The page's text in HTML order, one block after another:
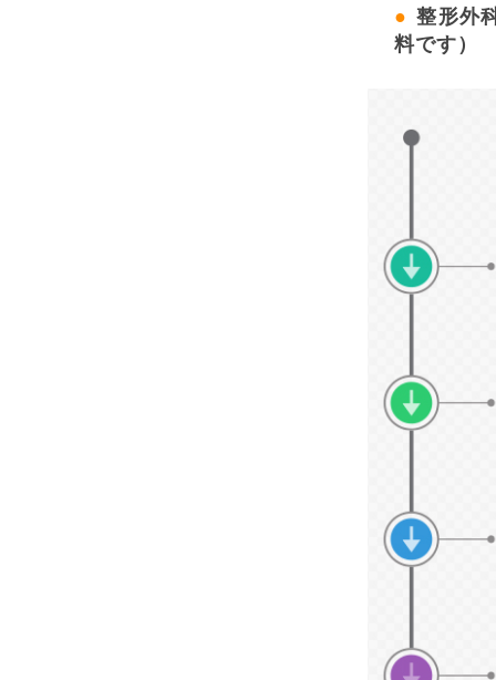
整形外
料です）